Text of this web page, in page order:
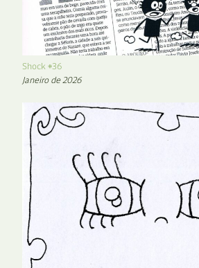
Shock #36
Janeiro de 2026